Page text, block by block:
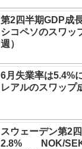
第2四半期GDP
シコペソのスワッ
週）
6月失業率は
レアルのスワップ
スウェーデン第2
2.8% NOK/SEK